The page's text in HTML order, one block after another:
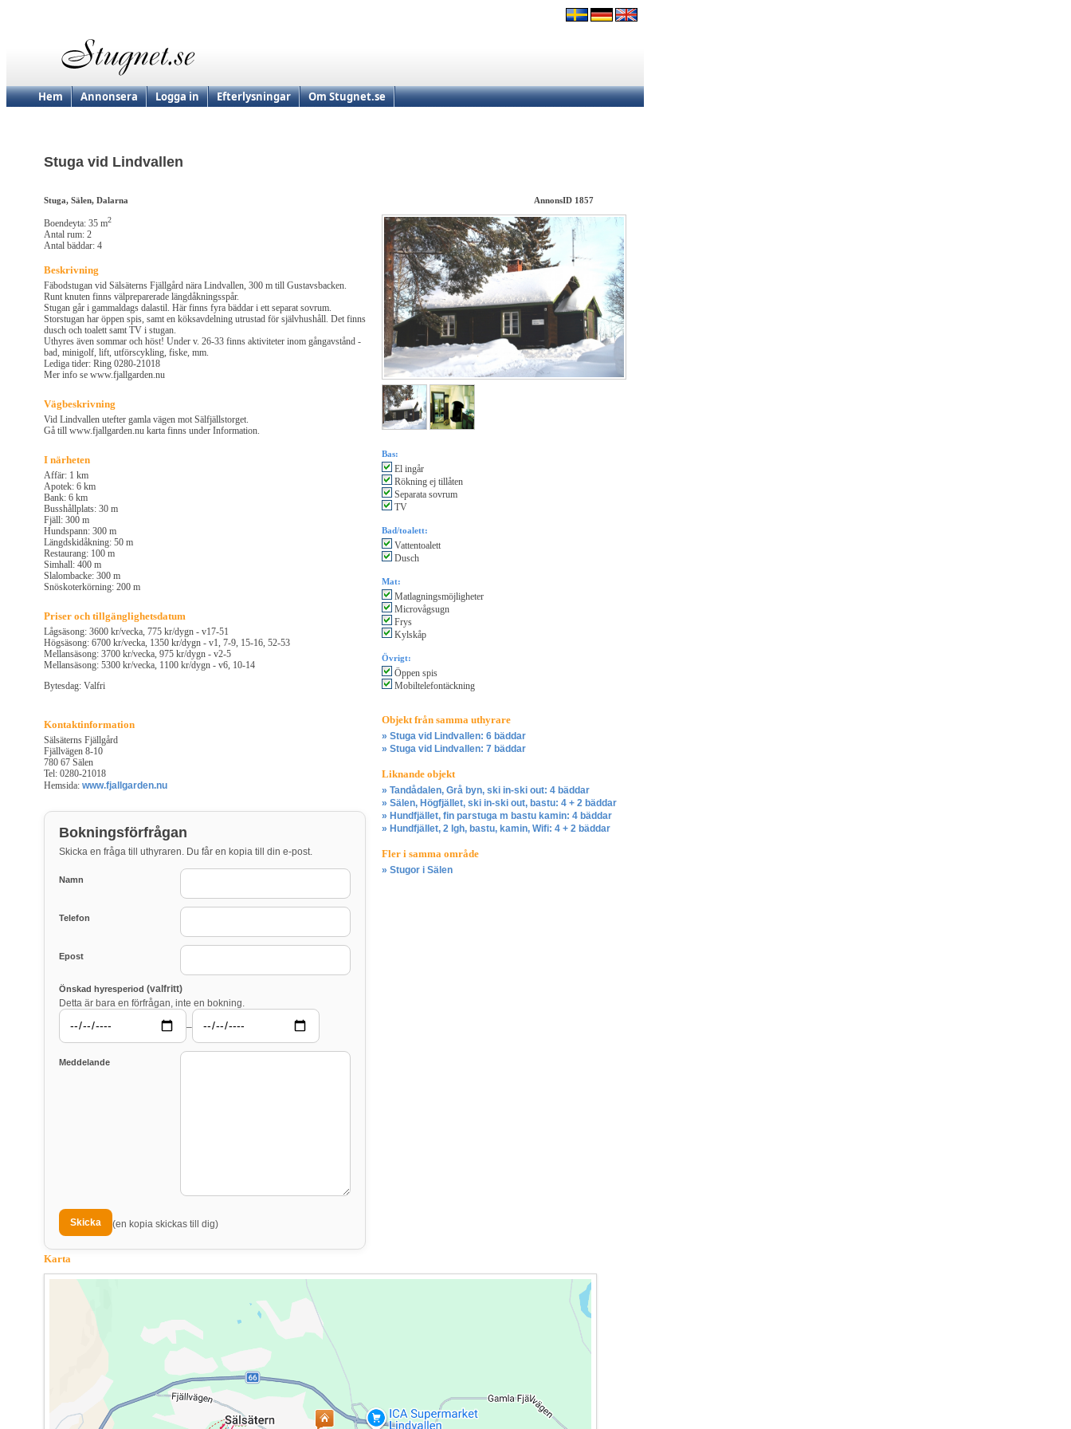
Hem Annonsera Logga in Efterlysningar Om Stugnet.se
Stuga vid Lindvallen
Stuga, Sälen, Dalarna AnnonsID 1857
Boendeyta: 35 m2
Antal rum: 2
Antal bäddar: 4
Beskrivning
Fäbodstugan vid Sälsäterns Fjällgård nära Lindvallen, 300 m till Gustavsbacken.
Runt knuten finns välpreparerade längdåkningsspår.
Stugan går i gammaldags dalastil. Här finns fyra bäddar i ett separat sovrum.
Storstugan har öppen spis, samt en köksavdelning utrustad för självhushåll. Det finns
dusch och toalett samt TV i stugan.
Uthyres även sommar och höst! Under v. 26-33 finns aktiviteter inom gångavstånd -
bad, minigolf, lift, utförscykling, fiske, mm.
Lediga tider: Ring 0280-21018
Mer info se www.fjallgarden.nu
Vägbeskrivning
Vid Lindvallen utefter gamla vägen mot Sälfjällstorget.
Gå till www.fjallgarden.nu karta finns under Information.
I närheten
Affär: 1 km
Apotek: 6 km
Bank: 6 km
Busshållplats: 30 m
Fjäll: 300 m
Hundspann: 300 m
Längdskidåkning: 50 m
Restaurang: 100 m
Simhall: 400 m
Slalombacke: 300 m
Snöskoterkörning: 200 m
Priser och tillgänglighetsdatum
Lågsäsong: 3600 kr/vecka, 775 kr/dygn - v17-51
Högsäsong: 6700 kr/vecka, 1350 kr/dygn - v1, 7-9, 15-16, 52-53
Mellansäsong: 3700 kr/vecka, 975 kr/dygn - v2-5
Mellansäsong: 5300 kr/vecka, 1100 kr/dygn - v6, 10-14
Bytesdag: Valfri
Kontaktinformation
Sälsäterns Fjällgård
Fjällvägen 8-10
780 67 Sälen
Tel: 0280-21018
Hemsida: www.fjallgarden.nu
Bokningsförfrågan
Skicka en fråga till uthyraren. Du får en kopia till din e-post.
Namn
Telefon
Epost
Önskad hyresperiod (valfritt)
Detta är bara en förfrågan, inte en bokning.
–
Meddelande
(en kopia skickas till dig)
Bas:
El ingår
Rökning ej tillåten
Separata sovrum
TV
Bad/toalett:
Vattentoalett
Dusch
Mat:
Matlagningsmöjligheter
Microvågsugn
Frys
Kylskåp
Övrigt:
Öppen spis
Mobiltelefontäckning
Objekt från samma uthyrare
» Stuga vid Lindvallen: 6 bäddar
» Stuga vid Lindvallen: 7 bäddar
Liknande objekt
» Tandådalen, Grå byn, ski in-ski out: 4 bäddar
» Sälen, Högfjället, ski in-ski out, bastu: 4 + 2 bäddar
» Hundfjället, fin parstuga m bastu kamin: 4 bäddar
» Hundfjället, 2 lgh, bastu, kamin, Wifi: 4 + 2 bäddar
Fler i samma område
» Stugor i Sälen
Karta